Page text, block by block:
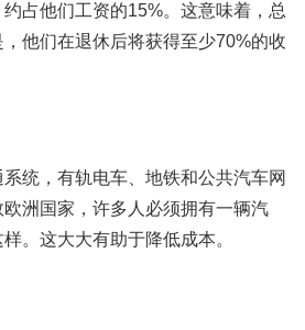
占他们工资的15%。这意味着，总
他们在退休后将获得至少70%的收
统，有轨电车、地铁和公共汽车网
洲国家，许多人必须拥有一辆汽
。这大大有助于降低成本。